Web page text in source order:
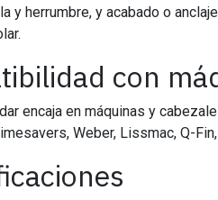
y herrumbre, y acabado o
con
encaja en máquinas y
Weber, Lissmac, Q-